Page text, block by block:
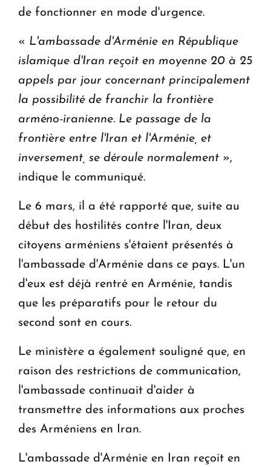
de fonctionner en mode d'urgence.
« L'ambassade d'Arménie en République
islamique d'Iran reçoit en moyenne 20 à 25
appels par jour concernant principalement
la possibilité de franchir la frontière
arméno-iranienne. Le passage de la
frontière entre l'Iran et l'Arménie, et
inversement, se déroule normalement »,
indique le communiqué.
Le 6 mars, il a été rapporté que, suite au
début des hostilités contre l'Iran, deux
citoyens arméniens s'étaient présentés à
l'ambassade d'Arménie dans ce pays. L'un
d'eux est déjà rentré en Arménie, tandis
que les préparatifs pour le retour du
second sont en cours.
Le ministère a également souligné que, en
raison des restrictions de communication,
l'ambassade continuait d'aider à
transmettre des informations aux proches
des Arméniens en Iran.
L'ambassade d'Arménie en Iran reçoit en